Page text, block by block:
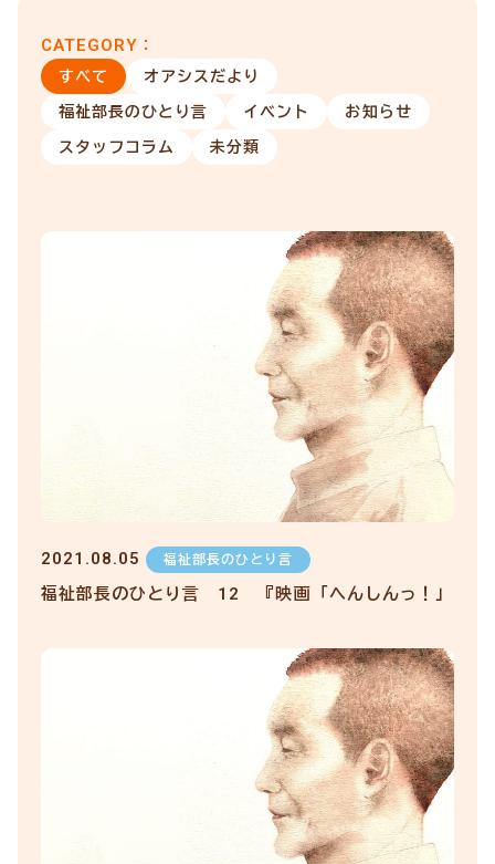
CATEGORY：
すべて
オアシスだより
福祉部長のひとり言
イベント
お知らせ
スタッフコラム
未分類
2021.08.05 福祉部長のひとり言
福祉部長のひとり言 12 『映画「へんしんっ！」